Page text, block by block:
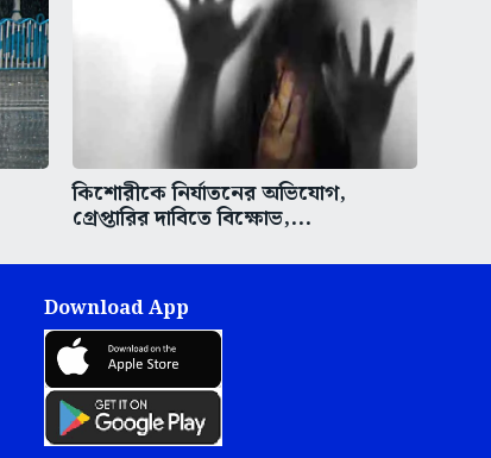
কিশোরীকে নির্যাতনের অভিযোগ,
গ্রেপ্তারির দাবিতে বিক্ষোভ,...
Download App